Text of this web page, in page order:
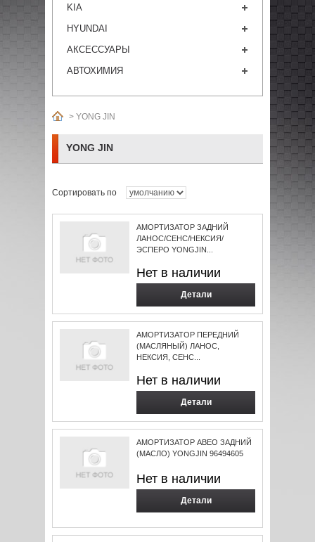
KIA
HYUNDAI
АКСЕССУАРЫ
АВТОХИМИЯ
> YONG JIN
YONG JIN
Сортировать по
АМОРТИЗАТОР ЗАДНИЙ
ЛАНОС/СЕНС/НЕКСИЯ/
ЭСПЕРО YONGJIN...
Нет в наличии
Детали
АМОРТИЗАТОР ПЕРЕДНИЙ
(МАСЛЯНЫЙ) ЛАНОС,
НЕКСИЯ, СЕНС...
Нет в наличии
Детали
АМОРТИЗАТОР АВЕО ЗАДНИЙ
(МАСЛО) YONGJIN 96494605
Нет в наличии
Детали